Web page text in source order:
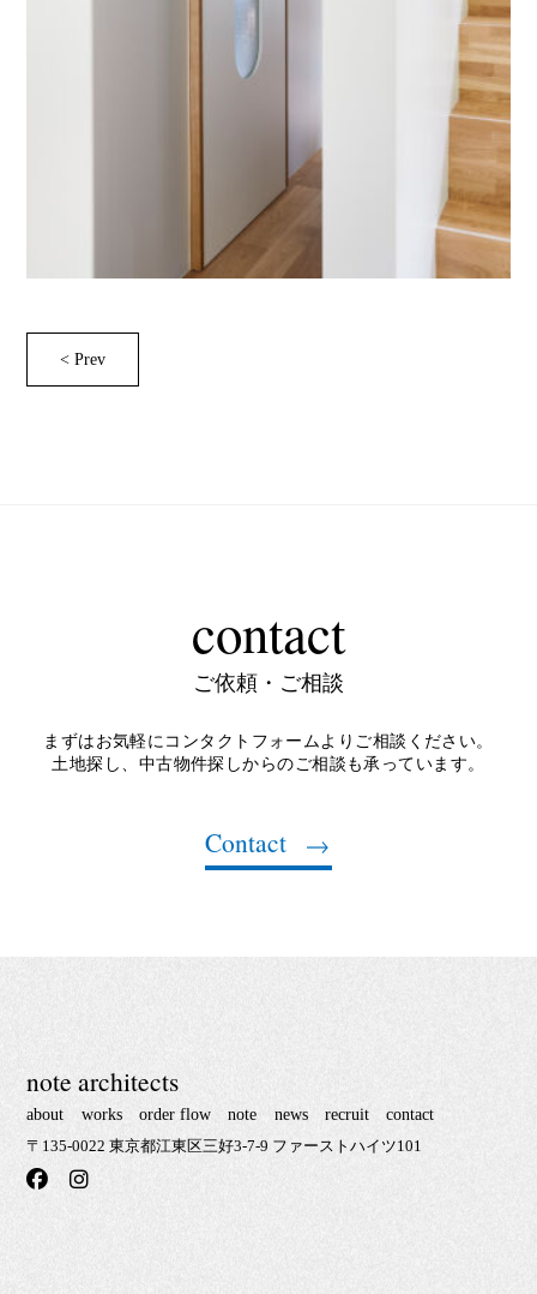
< Prev
contact
ご依頼・ご相談
まずはお気軽にコンタクトフォームよりご相談ください。
土地探し、中古物件探しからのご相談も承っています。
Contact
note architects
about works order flow note news recruit contact
〒135-0022 東京都江東区三好3-7-9 ファーストハイツ101